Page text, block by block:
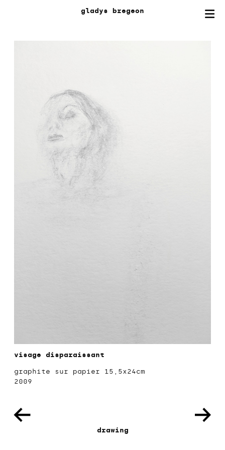
gladys bregeon
visage disparaissant
graphite sur papier 15,5x24cm
2009
drawing